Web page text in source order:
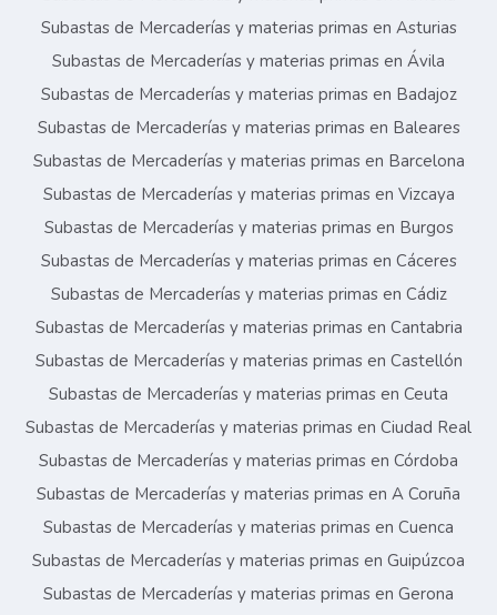
Subastas de Mercaderías y materias primas en Asturias
Subastas de Mercaderías y materias primas en Ávila
Subastas de Mercaderías y materias primas en Badajoz
Subastas de Mercaderías y materias primas en Baleares
Subastas de Mercaderías y materias primas en Barcelona
Subastas de Mercaderías y materias primas en Vizcaya
Subastas de Mercaderías y materias primas en Burgos
Subastas de Mercaderías y materias primas en Cáceres
Subastas de Mercaderías y materias primas en Cádiz
Subastas de Mercaderías y materias primas en Cantabria
Subastas de Mercaderías y materias primas en Castellón
Subastas de Mercaderías y materias primas en Ceuta
Subastas de Mercaderías y materias primas en Ciudad Real
Subastas de Mercaderías y materias primas en Córdoba
Subastas de Mercaderías y materias primas en A Coruña
Subastas de Mercaderías y materias primas en Cuenca
Subastas de Mercaderías y materias primas en Guipúzcoa
Subastas de Mercaderías y materias primas en Gerona